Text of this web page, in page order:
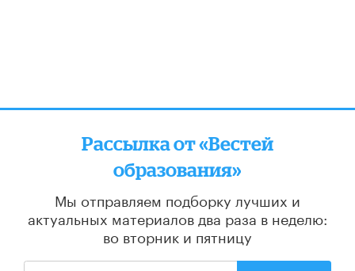
Рассылка от «Вестей
образования»
Мы отправляем подборку лучших и
актуальных материалов два раза в неделю:
во вторник и пятницу